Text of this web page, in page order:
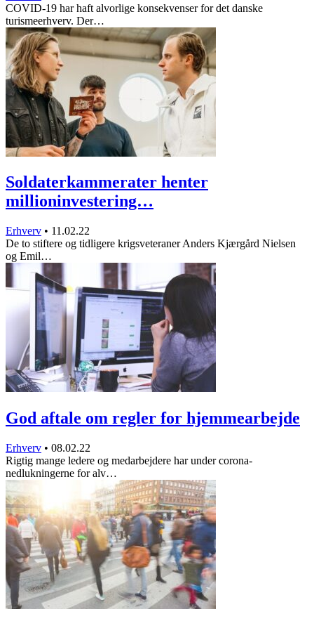
COVID-19 har haft alvorlige konsekvenser for det danske
turismeerhverv. Der…
Soldaterkammerater henter
millioninvestering…
Erhverv • 11.02.22
De to stiftere og tidligere krigsveteraner Anders Kjærgård Nielsen
og Emil…
God aftale om regler for hjemmearbejde
Erhverv • 08.02.22
Rigtig mange ledere og medarbejdere har under corona-
nedlukningerne for alv…